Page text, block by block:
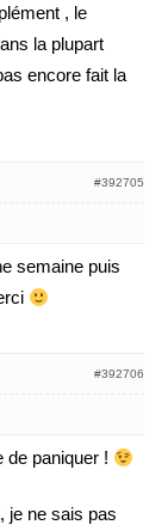
, le
la plupart
encore fait la
#392705
semaine puis
#392706
de paniquer !
je ne sais pas